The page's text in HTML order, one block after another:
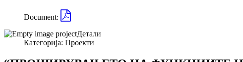
Document:
Детали
Категорија: Проекти